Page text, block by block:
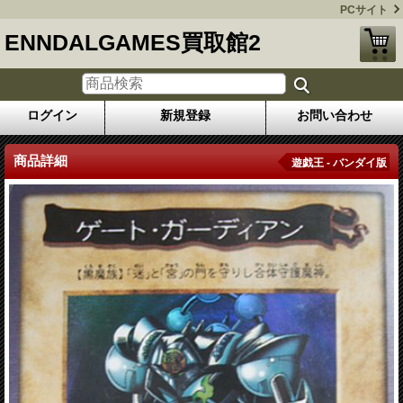
PCサイト
ENNDALGAMES買取館2
ログイン 新規登録 お問い合わせ
商品詳細 遊戯王 - バンダイ版